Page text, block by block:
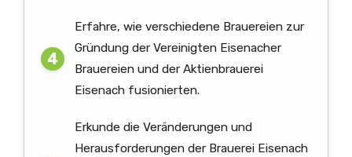
Erfahre, wie verschiedene Brauereien zur
Gründung der Vereinigten Eisenacher
Brauereien und der Aktienbrauerei
Eisenach fusionierten.
Erkunde die Veränderungen und
Herausforderungen der Brauerei Eisenach